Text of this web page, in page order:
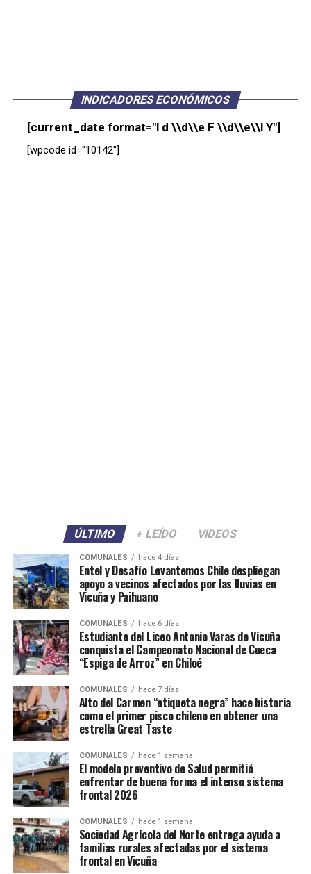
INDICADORES ECONÓMICOS
[current_date format="l d \\d\\e F \\d\\e\\l Y"]
[wpcode id="10142"]
ÚLTIMO + LEÍDO VIDEOS
COMUNALES hace 4 días
Entel y Desafío Levantemos Chile despliegan
apoyo a vecinos afectados por las lluvias en
Vicuña y Paihuano
COMUNALES hace 6 días
Estudiante del Liceo Antonio Varas de Vicuña
conquista el Campeonato Nacional de Cueca
“Espiga de Arroz” en Chiloé
COMUNALES hace 7 días
Alto del Carmen “etiqueta negra” hace historia
como el primer pisco chileno en obtener una
estrella Great Taste
COMUNALES hace 1 semana
El modelo preventivo de Salud permitió
enfrentar de buena forma el intenso sistema
frontal 2026
COMUNALES hace 1 semana
Sociedad Agrícola del Norte entrega ayuda a
familias rurales afectadas por el sistema
frontal en Vicuña